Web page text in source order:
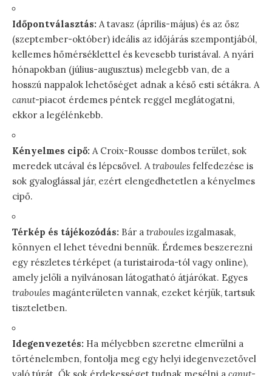
Időpontválasztás: A tavasz (április-május) és az ősz
(szeptember-október) ideális az időjárás szempontjából,
kellemes hőmérséklettel és kevesebb turistával. A nyári
hónapokban (július-augusztus) melegebb van, de a
hosszú nappalok lehetőséget adnak a késő esti sétákra. A
canut-piacot érdemes péntek reggel meglátogatni,
ekkor a legélénkebb.
Kényelmes cipő: A Croix-Rousse dombos terület, sok
meredek utcával és lépcsővel. A traboules felfedezése is
sok gyaloglással jár, ezért elengedhetetlen a kényelmes
cipő.
Térkép és tájékozódás: Bár a traboules izgalmasak,
könnyen el lehet tévedni bennük. Érdemes beszerezni
egy részletes térképet (a turistairoda-tól vagy online),
amely jelöli a nyilvánosan látogatható átjárókat. Egyes
traboules magánterületen vannak, ezeket kérjük, tartsuk
tiszteletben.
Idegenvezetés: Ha mélyebben szeretne elmerülni a
történelemben, fontolja meg egy helyi idegenvezetővel